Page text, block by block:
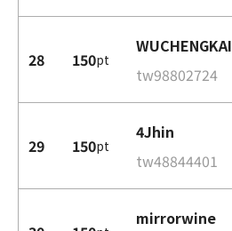
28 150pt
WUCHENGKAI
tw98802724
29 150pt
4Jhin
tw48844401
mirrorwine